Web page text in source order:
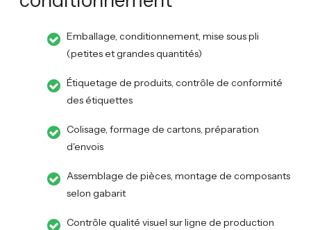
Emballage, conditionnement, mise sous pli
(petites et grandes quantités)
Étiquetage de produits, contrôle de conformité
des étiquettes
Colisage, formage de cartons, préparation
d'envois
Assemblage de pièces, montage de composants
selon gabarit
Contrôle qualité visuel sur ligne de production